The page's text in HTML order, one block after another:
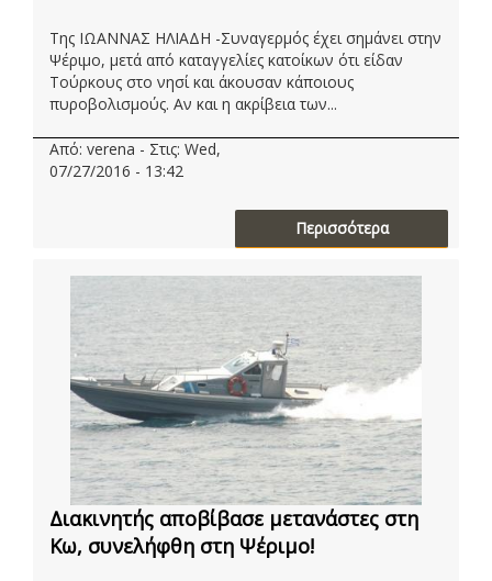
Της ΙΩΑΝΝΑΣ ΗΛΙΑΔΗ -Συναγερμός έχει σημάνει στην
Ψέριμο, μετά από καταγγελίες κατοίκων ότι είδαν
Τούρκους στο νησί και άκουσαν κάποιους
πυροβολισμούς. Αν και η ακρίβεια των...
Από: verena - Στις: Wed,
07/27/2016 - 13:42
Περισσότερα
Διακινητής αποβίβασε μετανάστες στη
Κω, συνελήφθη στη Ψέριμο!